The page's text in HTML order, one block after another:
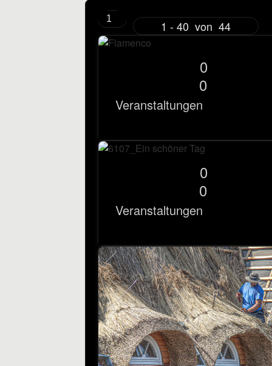
1 - 40 von 44
0
0
Veranstaltungen
0
0
Veranstaltungen